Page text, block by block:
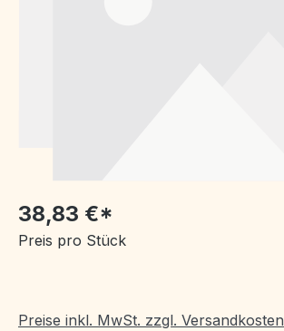
38,83 €*
Preis pro Stück
Preise inkl. MwSt. zzgl. Versandkosten